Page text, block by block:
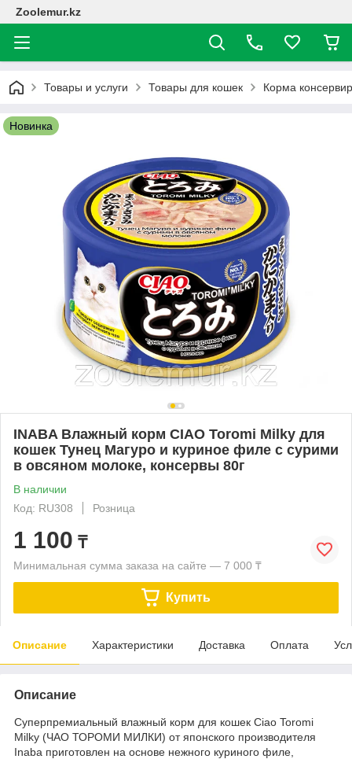
Zoolemur.kz
Товары и услуги Товары для кошек Корма
Новинка
INABA Влажный корм CIAO Toromi Milky для
кошек Тунец Магуро и куриное филе с сурими
в овсяном молоке, консервы 80г
В наличии
Код: RU308
Розница
1 100 ₸
Минимальная сумма заказа на сайте — 7 000 ₸
Купить
Описание Характеристики Доставка Оплата
Описание
Суперпремиальный влажный корм для кошек Ciao Toromi
Milky (ЧАО ТОРОМИ МИЛКИ) от японского производителя
Inaba приготовлен на основе нежного куриного филе,